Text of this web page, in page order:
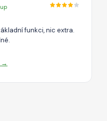
funkci, nic extra.
→